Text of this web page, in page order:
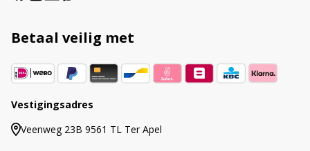
Betaal veilig met
Vestigingsadres
Veenweg 23B 9561 TL Ter Apel